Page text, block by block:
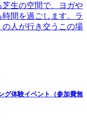
生の空間で、ヨガや
間を過ごします。ラ
人が行き交うこの場
グ体験イベント（参加費無